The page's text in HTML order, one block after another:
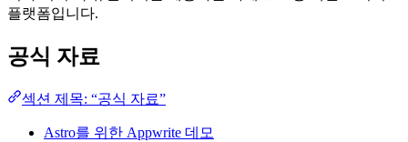
플랫폼입니다.
공식 자료
섹션 제목: “공식 자료”
Astro를 위한 Appwrite 데모